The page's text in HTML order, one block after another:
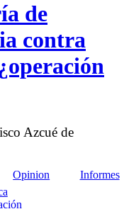
de
contra
Azcué de
la gestión de
del Litoral que
sobre el
Opinion Informes